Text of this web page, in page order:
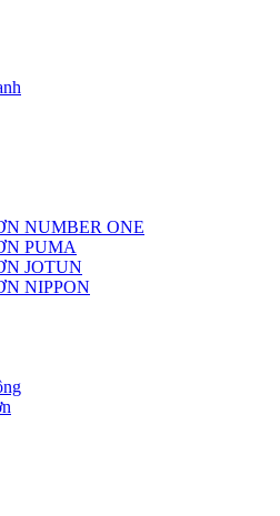
NUMBER ONE
PUMA
JOTUN
NIPPON